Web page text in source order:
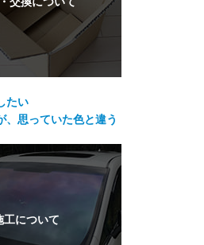
たい
、思っていた色と違う